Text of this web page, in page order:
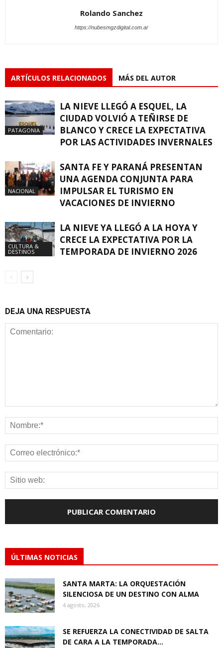
Rolando Sanchez
https://nubesmgzdigital.com.ar
ARTÍCULOS RELACIONADOS MÁS DEL AUTOR
PATAGONIA
LA NIEVE LLEGÓ A ESQUEL, LA
CIUDAD VOLVIÓ A TEÑIRSE DE
BLANCO Y CRECE LA EXPECTATIVA
POR LAS ACTIVIDADES INVERNALES
NACIONAL
SANTA FE Y PARANÁ PRESENTAN
UNA AGENDA CONJUNTA PARA
IMPULSAR EL TURISMO EN
VACACIONES DE INVIERNO
CULTURA &
DESTINOS
LA NIEVE YA LLEGÓ A LA HOYA Y
CRECE LA EXPECTATIVA POR LA
TEMPORADA DE INVIERNO 2026
DEJA UNA RESPUESTA
ÚLTIMAS NOTICIAS
SANTA MARTA: LA ORQUESTACIÓN
SILENCIOSA DE UN DESTINO CON ALMA
4 agosto, 2026
SE REFUERZA LA CONECTIVIDAD DE SALTA
DE CARA A LA TEMPORADA...